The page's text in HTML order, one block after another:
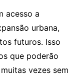
acesso a
urbana,
futuros. Isso
que poderão
vezes sem